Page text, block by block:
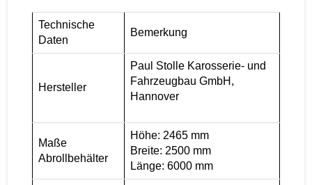
Technische
Daten
Bemerkung
Hersteller
Paul Stolle Karosserie- und
Fahrzeugbau GmbH,
Hannover
Maße
Abrollbehälter
Höhe: 2465 mm
Breite: 2500 mm
Länge: 6000 mm